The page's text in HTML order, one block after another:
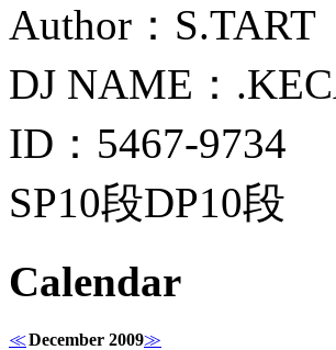
Author：S.TART
DJ NAME：
ID：5467-9734
SP10段DP10段
Calendar
≪December 2009≫